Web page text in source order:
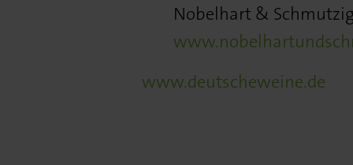
Nobelhart &
www.deutscheweine.de